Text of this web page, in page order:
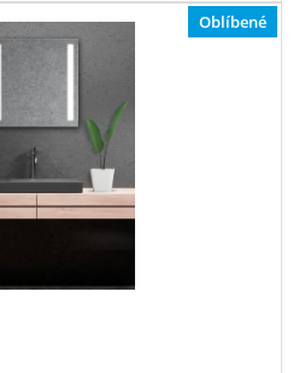
Oblíbené